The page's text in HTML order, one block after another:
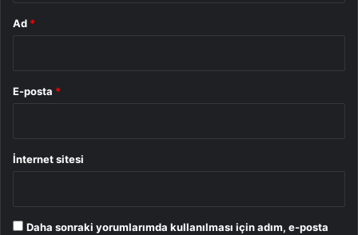
Ad *
E-posta *
İnternet sitesi
Daha sonraki yorumlarımda kullanılması için adım, e-posta